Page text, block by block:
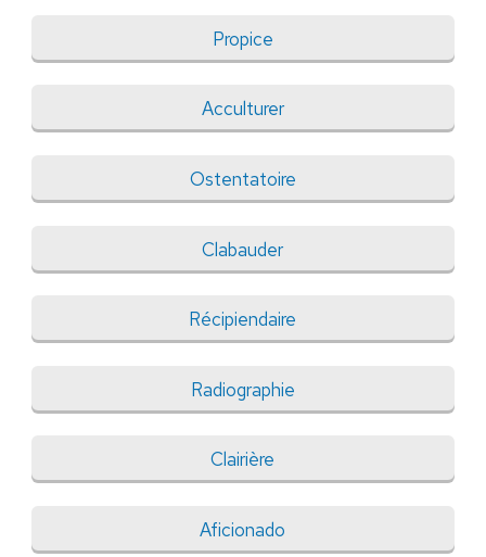
Propice
Acculturer
Ostentatoire
Clabauder
Récipiendaire
Radiographie
Clairière
Aficionado